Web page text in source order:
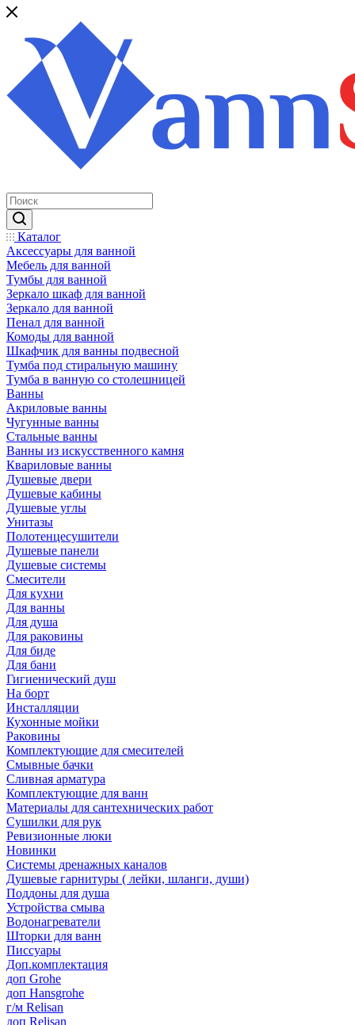
Каталог
Аксессуары для ванной
Мебель для ванной
Тумбы для ванной
Зеркало шкаф для ванной
Зеркало для ванной
Пенал для ванной
Комоды для ванной
Шкафчик для ванны подвесной
Тумба под стиральную машину
Тумба в ванную со столешницей
Ванны
Акриловые ванны
Чугунные ванны
Стальные ванны
Ванны из искусственного камня
Квариловые ванны
Душевые двери
Душевые кабины
Душевые углы
Унитазы
Полотенцесушители
Душевые панели
Душевые системы
Смесители
Для кухни
Для ванны
Для душа
Для раковины
Для биде
Для бани
Гигиенический душ
На борт
Инсталляции
Кухонные мойки
Раковины
Комплектующие для смесителей
Смывные бачки
Сливная арматура
Комплектующие для ванн
Материалы для сантехнических работ
Сушилки для рук
Ревизионные люки
Новинки
Системы дренажных каналов
Душевые гарнитуры ( лейки, шланги, души)
Поддоны для душа
Устройства смыва
Водонагреватели
Шторки для ванн
Писсуары
Доп.комплектация
доп Grohe
доп Hansgrohe
г/м Relisan
доп Relisan